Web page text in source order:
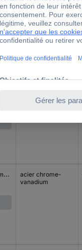
kwb 511812 Foret pour le bois 12 mm Longueur totale 250 mm 1 pc(s)
acier chrome-
vanadium
vanadium
kwb 512812 Foret pour le bois 12 mm Longueur totale 400 mm 1 pc(s)
acier chrome-
vanadium